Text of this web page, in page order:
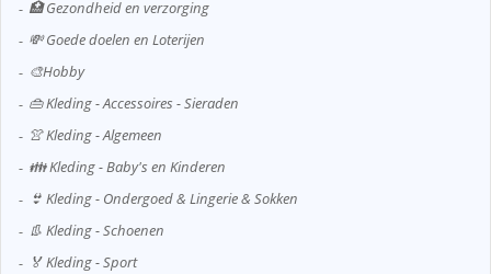
🏥 Gezondheid en verzorging
💸 Goede doelen en Loterijen
🎨Hobby
👜 Kleding - Accessoires - Sieraden
👚 Kleding - Algemeen
👪 Kleding - Baby's en Kinderen
👙 Kleding - Ondergoed & Lingerie & Sokken
👢 Kleding - Schoenen
🏅 Kleding - Sport